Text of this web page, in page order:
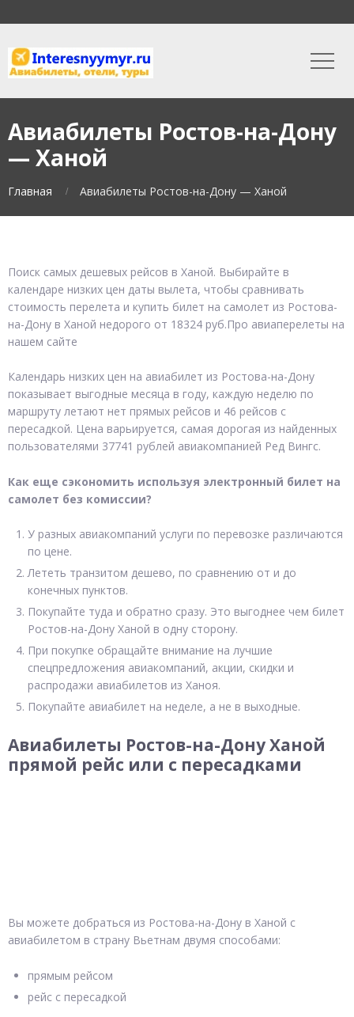
Авиабилеты Ростов-на-Дону
— Ханой
Главная Авиабилеты Ростов-на-Дону — Ханой
Поиск самых дешевых рейсов в Ханой. Выбирайте в
календаре низких цен даты вылета, чтобы сравнивать
стоимость перелета и купить билет на самолет из Ростова-
на-Дону в Ханой недорого от 18324 руб.Про авиаперелеты на
нашем сайте
Календарь низких цен на авиабилет из Ростова-на-Дону
показывает выгодные месяца в году, каждую неделю по
маршруту летают нет прямых рейсов и 46 рейсов с
пересадкой. Цена варьируется, самая дорогая из найденных
пользователями 37741 рублей авиакомпанией Ред Вингс.
Как еще сэкономить используя электронный билет на
самолет без комиссии?
У разных авиакомпаний услуги по перевозке различаются
по цене.
Лететь транзитом дешево, по сравнению от и до
конечных пунктов.
Покупайте туда и обратно сразу. Это выгоднее чем билет
Ростов-на-Дону Ханой в одну сторону.
При покупке обращайте внимание на лучшие
спецпредложения авиакомпаний, акции, скидки и
распродажи авиабилетов из Ханоя.
Покупайте авиабилет на неделе, а не в выходные.
Авиабилеты Ростов-на-Дону Ханой
прямой рейс или с пересадками
Вы можете добраться из Ростова-на-Дону в Ханой с
авиабилетом в страну Вьетнам двумя способами:
прямым рейсом
рейс с пересадкой